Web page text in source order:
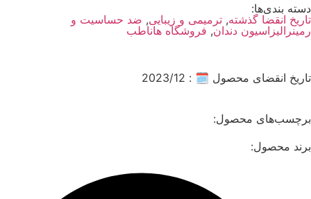
دسته بندی‌ها:
تاریخ انقضا گذشته, ترمیمی و زیبایی, ضد حساسیت و
رمینرالیزاسیون دندان, فروشگاه هاناطب
تاریخ انقضای محصول 🗓️ : 2023/12
برچسب‌های محصول:
برند محصول: